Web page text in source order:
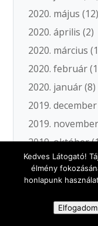
2020. május (12)
2020. április (2)
2020. március
2020. február
2020. január(8)
2019. december
2019. november
2019. október
2019.
2019.
2019. június
Kedves Látogató!
élmény
honlapunk
Elfogadom